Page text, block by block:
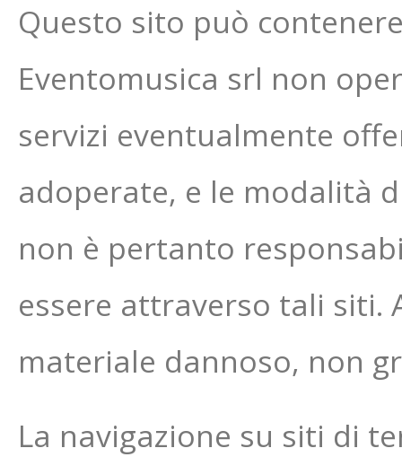
Questo sito può
Eventomusica srl non
servizi eventualmente
adoperate, e le modalità
non è pertanto
essere attraverso tali siti.
materiale dannoso, non
La navigazione su siti di